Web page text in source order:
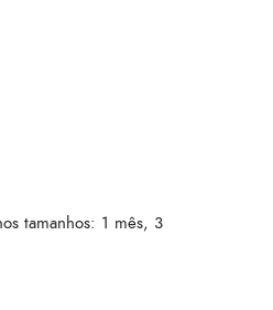
tamanhos: 1 mês, 3